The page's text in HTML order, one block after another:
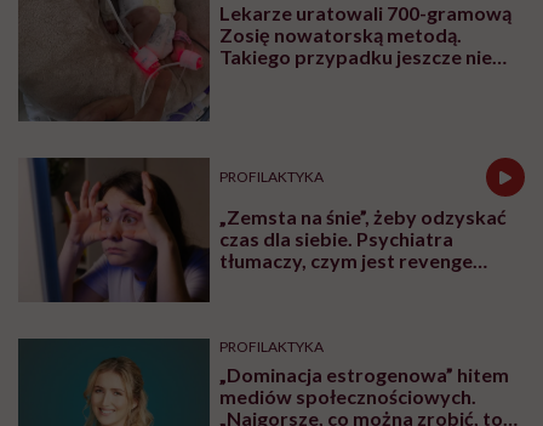
Lekarze uratowali 700-gramową
Zosię nowatorską metodą.
Takiego przypadku jeszcze nie
PROFILAKTYKA
„Zemsta na śnie”, żeby odzyskać
czas dla siebie. Psychiatra
tłumaczy, czym jest revenge
PROFILAKTYKA
„Dominacja estrogenowa” hitem
mediów społecznościowych.
„Najgorsze, co można zrobić, to